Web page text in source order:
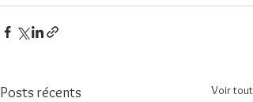
Posts récents Voir tout